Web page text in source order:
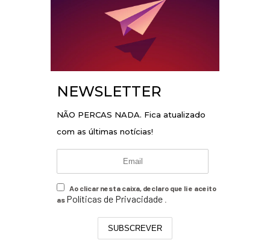
NEWSLETTER
NÃO PERCAS NADA. Fica atualizado
com as últimas notícias!
Ao clicar nesta caixa, declaro que li e aceito
as Políticas de Privacidade
SUBSCREVER